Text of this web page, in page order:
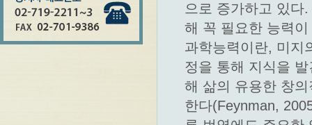
으로 증가하고 있다
해 꼭 필요한 능력
과학능력이란, 미지
정을 통해 지식을
해 삶의 유용한 창
한다(Feynman,